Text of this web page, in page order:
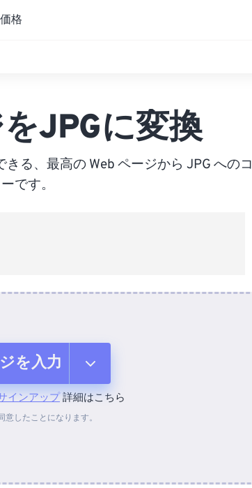
価格
JPGに変換
る、最高の Web ページから JPG へのコ
です。
を入力
ら
インアップ詳細はこちら
意したことになります。